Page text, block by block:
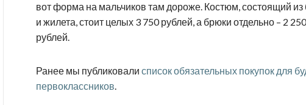
вот форма на мальчиков там дороже. Костюм, состоящий из
и жилета, стоит целых 3 750 рублей, а брюки отдельно – 2 250
рублей.
Ранее мы публиковали список обязательных покупок для
первоклассников.